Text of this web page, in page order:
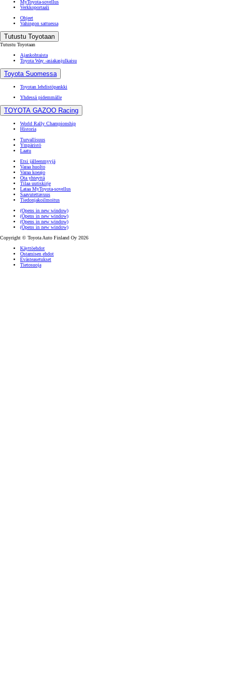
MyToyota-sovellus
Verkkoportaali
Ohjeet
Vahingon sattuessa
Tutustu Toyotaan
Tutustu Toyotaan
Ajankohtaista
Toyota Way -asiakasjulkaisu
Toyota Suomessa
Toyotan lehdistöpankki
Yhdessä pidemmälle
TOYOTA GAZOO Racing
World Rally Championship
Historia
Turvallisuus
Ympäristö
Laatu
Etsi jälleenmyyjä
Varaa huolto
Varaa koeajo
Ota yhteyttä
Tilaa uutiskirje
Lataa MyToyota-sovellus
Saavutettavuus
Tiedonjakoilmoitus
(Opens in new window)
(Opens in new window)
(Opens in new window)
(Opens in new window)
Copyright © Toyota Auto Finland Oy 2026
Käyttöehdot
Ostamisen ehdot
Evästeasetukset
Tietosuoja